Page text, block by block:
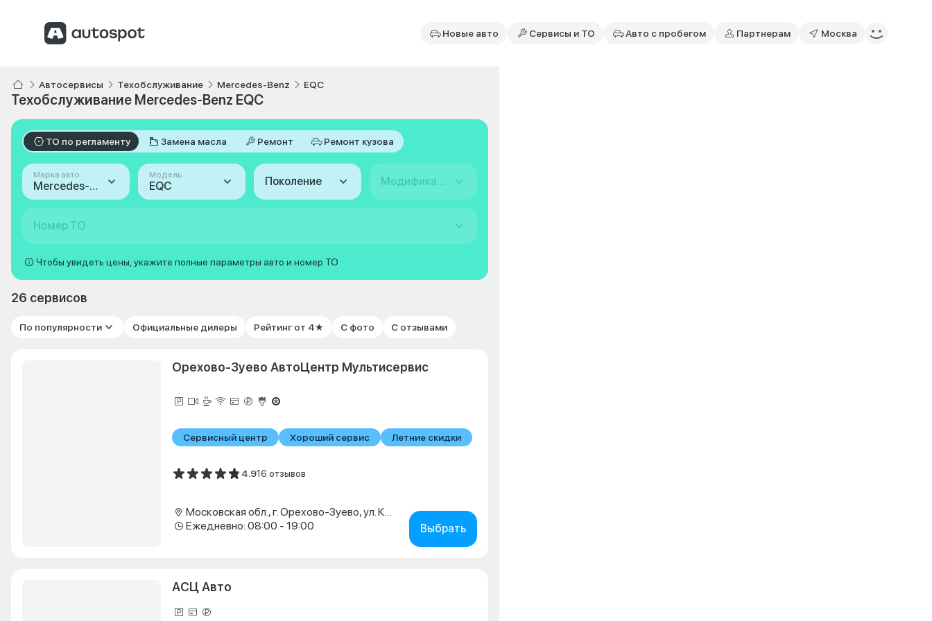
Новые авто Сервисы и ТО Авто с пробегом Партнерам Москва
Автосервисы Техобслуживание Mercedes-Benz EQC
Техобслуживание Mercedes-Benz EQC
ТО по регламенту Замена масла Ремонт Ремонт кузова
Марка авто
Mercedes-Benz
Модель
EQC Поколение Модификация
Номер ТО
Чтобы увидеть цены, укажите полные параметры авто и номер ТО
26 сервисов
По популярности Официальные дилеры Рейтинг от 4★ С фото С отзывами
Орехово-Зуево АвтоЦентр Мультисервис
Сервисный центр Хороший сервис Летние скидки
4.916 отзывов
Московская обл., г. Орехово-Зуево, ул. Красина, д. 4
Ежедневно: 08:00 - 19:00
Выбрать
АСЦ Авто